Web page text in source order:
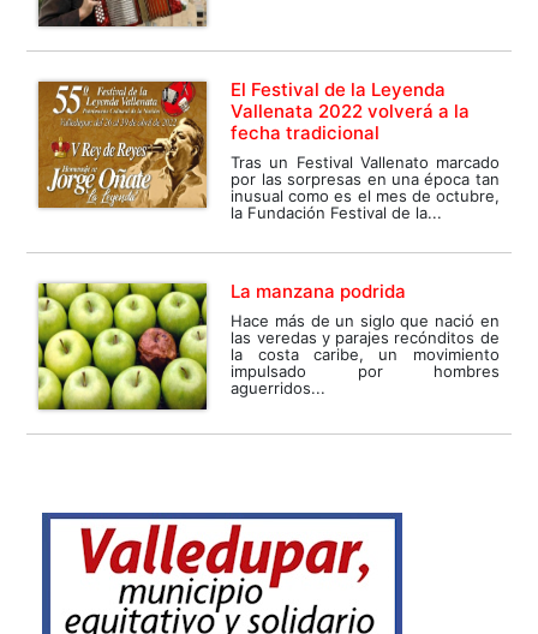
El Festival de la Leyenda
Vallenata 2022 volverá a la
fecha tradicional
Tras un Festival Vallenato marcado
por las sorpresas en una época tan
inusual como es el mes de octubre,
la Fundación Festival de la...
La manzana podrida
Hace más de un siglo que nació en
las veredas y parajes recónditos de
la costa caribe, un movimiento
impulsado por hombres
aguerridos...